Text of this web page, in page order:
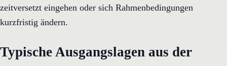
zeitversetzt eingehen oder sich Rahmenbedingungen
kurzfristig ändern.
Typische Ausgangslagen aus der